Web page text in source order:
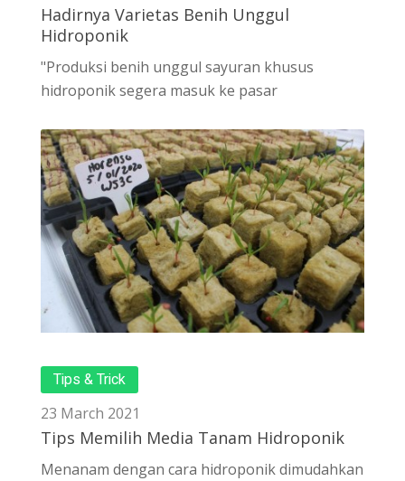
Hadirnya Varietas Benih Unggul
Hidroponik
"Produksi benih unggul sayuran khusus
hidroponik segera masuk ke pasar
Tips & Trick
23 March 2021
Tips Memilih Media Tanam Hidroponik
Menanam dengan cara hidroponik dimudahkan